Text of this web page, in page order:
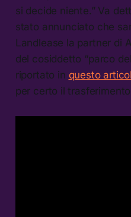
si decide niente.” Va
stato annunciato che
Landlease la partner di
del cosiddetto “parco
riportato in questo
per certo il